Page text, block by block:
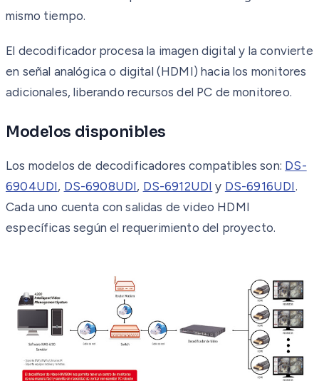
mismo tiempo.
El decodificador procesa la imagen digital y la convierte
en señal analógica o digital (HDMI) hacia los monitores
adicionales, liberando recursos del PC de monitoreo.
Modelos disponibles
Los modelos de decodificadores compatibles son: DS-
6904UDI, DS-6908UDI, DS-6912UDI y DS-6916UDI.
Cada uno cuenta con salidas de video HDMI
específicas según el requerimiento del proyecto.